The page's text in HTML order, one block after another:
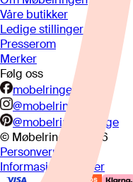
Våre butikker
Ledige stillinger
Presserom
Merker
Følg oss
mobelringen.no
@mobelringen
@mobelringennorge
© Møbelringen
2026
Personvern
Informasjonskapsler